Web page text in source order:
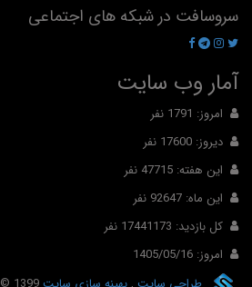
سروسافت در شبکه های اجتماعی
آمار وب سایت
امروز: 1791 نفر
دیروز: 17600 نفر
این هفته: 47715 نفر
این ماه: 92647 نفر
کل بازدید: 17441173 نفر
امروز: 1405/05/16